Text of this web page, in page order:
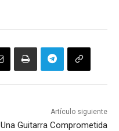
Artículo siguiente
Una Guitarra Comprometida